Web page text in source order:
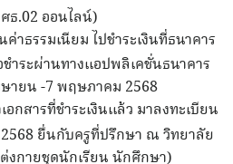
ธ.02 ออนไลน์)
ค่าธรรมเนียม ไปชำระเงินที่ธนาคาร
ำระผ่านทางแอปพลิเคชั่นธนาคาร
ายน -7 พฤษภาคม 2568
กสารที่ชำระเงินแล้ว มาลงทะเบียน
ยื่นกับครูที่ปรึกษา ณ วิทยาลัย
งกายชุดนักเรียน นักศึกษา)